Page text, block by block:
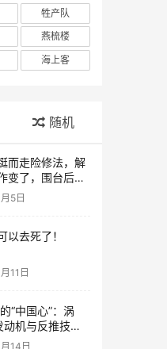
牲产队
燕梳楼
海上客
随机
而走险修法，解
变了，围台后的
”曝光
5日
以去死了！
11日
“中国心”：涡
机与反推技术
14日